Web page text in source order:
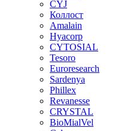
CYJ
Коллост
Amalain
Hyacorp
CYTOSIAL
Tesoro
Euroresearch
Sardenya
Phillex
Revanesse
CRYSTAL
BioMialVel